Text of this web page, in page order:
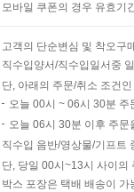
모바일 쿠폰의 경우 유효기
고객의 단순변심 및 착오구
직수입양서/직수입일서중
단, 아래의 주문/취소 조건
오늘 00시 ~ 06시 30분
오늘 06시 30분 이후 주
직수입 음반/영상물/기프트
단, 당일 00시~13시 사이의
박스 포장은 택배 배송이